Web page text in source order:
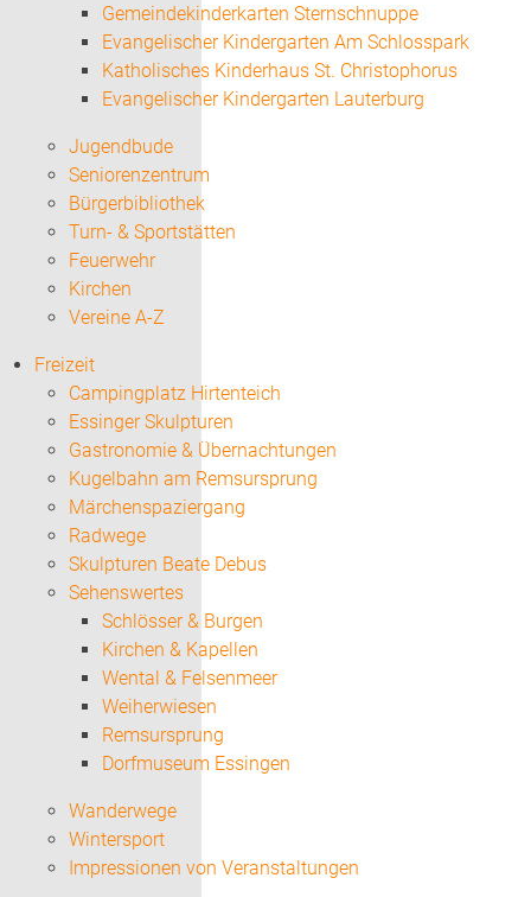
Gemeindekinderkarten Sternschnuppe
Evangelischer Kindergarten Am Schlosspark
Katholisches Kinderhaus St. Christophorus
Evangelischer Kindergarten Lauterburg
Jugendbude
Seniorenzentrum
Bürgerbibliothek
Turn- & Sportstätten
Feuerwehr
Kirchen
Vereine A-Z
Freizeit
Campingplatz Hirtenteich
Essinger Skulpturen
Gastronomie & Übernachtungen
Kugelbahn am Remsursprung
Märchenspaziergang
Radwege
Skulpturen Beate Debus
Sehenswertes
Schlösser & Burgen
Kirchen & Kapellen
Wental & Felsenmeer
Weiherwiesen
Remsursprung
Dorfmuseum Essingen
Wanderwege
Wintersport
Impressionen von Veranstaltungen